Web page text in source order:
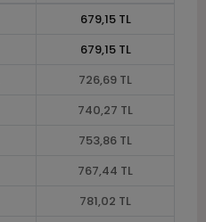
679,15 TL
679,15 TL
726,69 TL
740,27 TL
753,86 TL
767,44 TL
781,02 TL